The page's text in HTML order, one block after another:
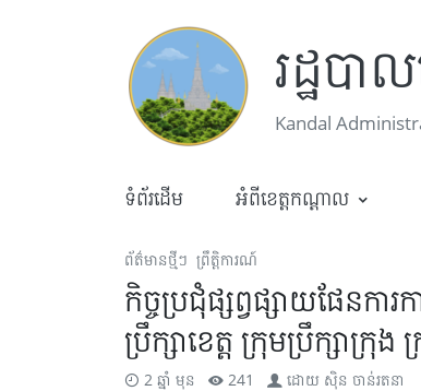
រដ្ឋបា
Kandal
ទំព័រដើម អំពីខេត្តកណ្តាល
ព័ត៌មានថ្មីៗ ព្រឹត្តិការណ៍
កិច្ចប្រជុំផ្សព្វផ្សាយផែនកា
ប្រឹក្សាខេត្ត ក្រុមប្រឹក្សាក្
2 ឆ្នាំ មុន 241 ដោយ ស៊ិន ចាន់រតនា